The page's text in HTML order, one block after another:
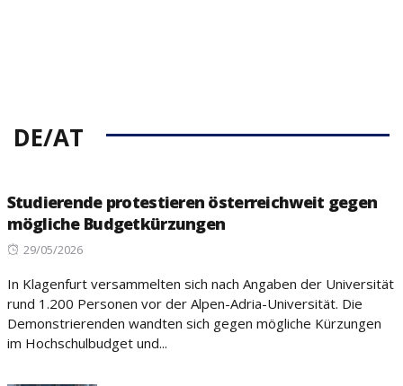
DE/AT
Studierende protestieren österreichweit gegen
mögliche Budgetkürzungen
Posted
29/05/2026
In Klagenfurt versammelten sich nach Angaben der Universität
rund 1.200 Personen vor der Alpen-Adria-Universität. Die
Demonstrierenden wandten sich gegen mögliche Kürzungen
im Hochschulbudget und...